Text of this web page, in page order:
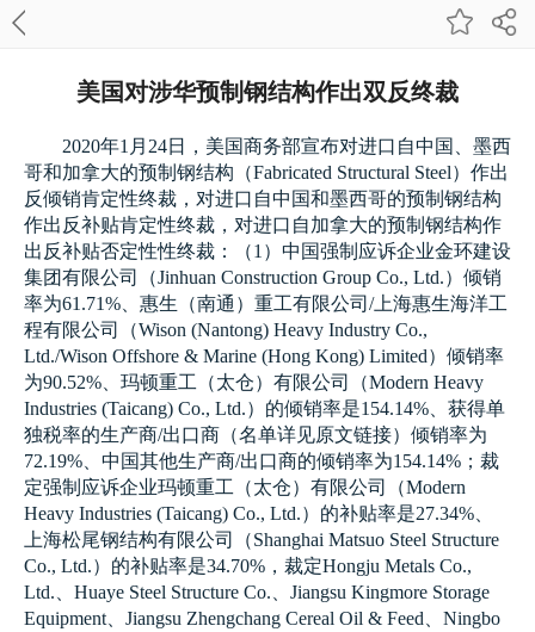
美国对涉华预制钢结构作出双反终裁
2020年1 月 24日 ， 美国商务部宣布对进口自中国
墨西
哥和加拿大的预制钢结构 （Fabricated Structural Steel） 作出
反倾销肯定性终裁 ， 对进口自中国和墨西哥的预制钢结构
作出反补贴肯定性终裁 ， 对进口自加拿大的预制钢结构作
出反补贴否定性性终裁 ：（1） 中国强制应诉企业金环建设
集团有限公司
（Jinhuan Construction Group Co., Ltd.） 倾销
率为61.71%、 惠生 （南通 ） 重工有限公司 /上海惠生海洋工
程有限公司
（Wison (Nantong) Heavy Industry Co.,
Ltd./Wison Offshore & Marine (Hong Kong) Limited） 倾销率
为90.52%、 玛顿重工 （太仓） 有限公司
（Modern Heavy
Industries (Taicang) Co., Ltd.） 的倾销率是154.14%、 获得单
独税率的生产商/出口商 （名单详见原文链接） 倾销率为
72.19%、 中国其他生产商/出口商的倾销率为154.14%； 裁
定强制应诉企业玛顿重工 （太仓） 有限公司
（Modern
Heavy Industries (Taicang) Co., Ltd.） 的补贴率是27.34%、
上海松尾钢结构有限公司
（Shanghai Matsuo Steel Structure
Co., Ltd.） 的补贴率是34.70%， 裁定Hongju Metals Co.,
Ltd.、 Huaye Steel Structure Co.
Jiangsu Kingmore Storage
Equipment
Jiangsu Zhengchang Cereal Oil & Feed
Ningbo